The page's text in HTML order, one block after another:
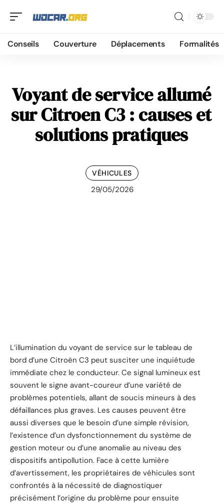
Conseils Couverture Déplacements Formalités
Voyant de service allumé
sur Citroen C3 : causes et
solutions pratiques
VÉHICULES
29/05/2026
L’illumination du voyant de service sur le tableau de
bord d’une Citroën C3 peut susciter une inquiétude
immédiate chez le conducteur. Ce signal lumineux est
souvent le signe avant-coureur d’une variété de
problèmes potentiels, allant de soucis mineurs à des
défaillances plus graves. Les causes peuvent être
aussi diverses que le besoin d’une simple révision,
l’existence d’un dysfonctionnement du système de
gestion moteur ou d’une anomalie au niveau des
dispositifs antipollution. Face à cette lumière
d’avertissement, les propriétaires de véhicules sont
confrontés à la nécessité de diagnostiquer
précisément l’origine du problème pour ensuite